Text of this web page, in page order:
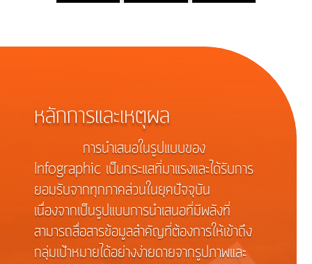
หลักการและเหตุผล
การนำเสนอในรูปแบบของ
Infographic เป็นกระแสที่มาแรงและได้รับการ
ยอมรับจากทุกภาคส่วนในยุคปัจจุบัน
เนื่องจากเป็นรูปแบบการนำเสนอที่มีพลังที่
สามารถสื่อสารข้อมูลสำคัญที่ต้องการให้เข้าถึง
กลุ่มเป้าหมายได้อย่างง่ายดายจากรูปภาพและ